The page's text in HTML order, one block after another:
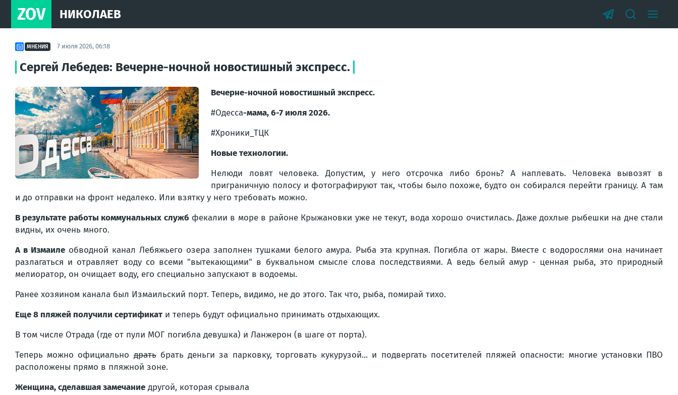
ZOV НИКОЛАЕВ
МНЕНИЯ 7 июля 2026, 06:18
Сергей Лебедев: Вечерне-ночной новостишный экспресс.
Вечерне-ночной новостишный экспресс.
#Одесса-мама, 6-7 июля 2026.
#Хроники_ТЦК
Новые технологии.
Нелюди ловят человека. Допустим, у него отсрочка либо бронь? А наплевать. Человека вывозят в
приграничную полосу и фотографируют так, чтобы было похоже, будто он собирался перейти границу. А там
и до отправки на фронт недалеко. Или взятку у него требовать можно.
В результате работы коммунальных службфекалии в море в районе Крыжановки уже не текут, вода хорошо очистилась. Даже дохлые рыбешки на дне стали
видны, их очень много.
А в Измаиле обводной канал Лебяжьего озера заполнен тушками белого амура. Рыба эта крупная. Погибла от жары. Вместе с водорослями она начинает
разлагаться и отравляет воду со всеми "вытекающими" в буквальном смысле слова последствиями. А ведь белый амур - ценная рыба, это природный
мелиоратор, он очищает воду, его специально запускают в водоемы.
Ранее хозяином канала был Измаильский порт. Теперь, видимо, не до этого. Так что, рыба, помирай тихо.
Еще 8 пляжей получили сертификат и теперь будут официально принимать отдыхающих.
В том числе Отрада (где от пули МОГ погибла девушка) и Ланжерон (в шаге от порта).
Теперь можно официальнодратьбрать деньги за парковку, торговать кукурузой... и подвергать посетителей пляжей опасности: многие установки ПВО
расположены прямо в пляжной зоне.
Женщина, сделавшая замечание другой, которая срывала